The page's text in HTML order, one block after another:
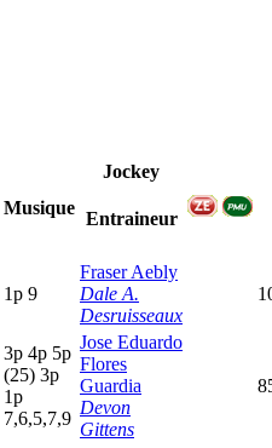
Musique
Jockey
Entraineur
1p 9
Fraser Aebly
Dale A.
Desruisseaux
3p 4p 5p
(25) 3p
1p
7,6,5,7,9
Jose Eduardo
Flores
Guardia
Devon
Gittens